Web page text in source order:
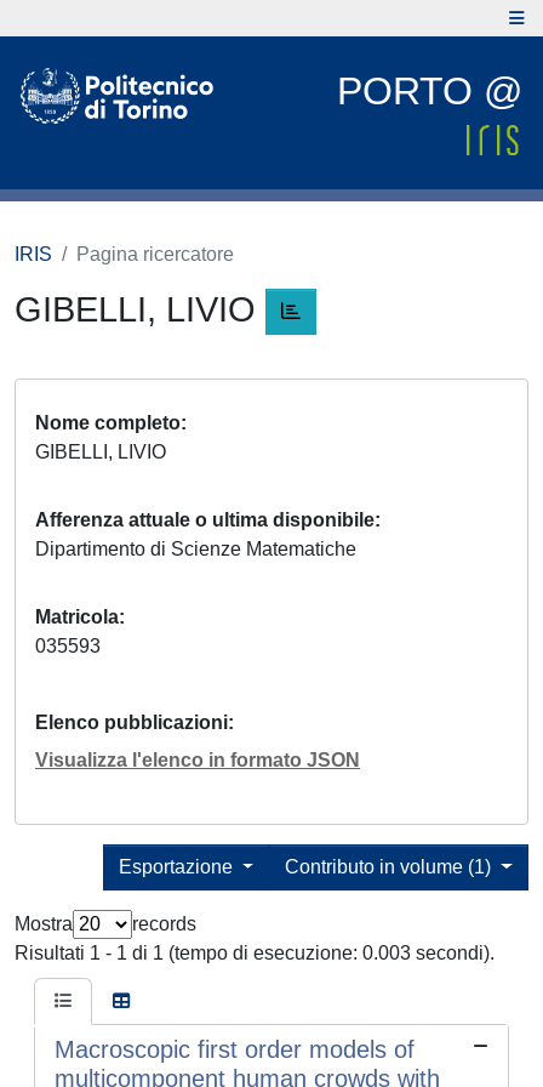
PORTO @
IRIS Pagina ricercatore
GIBELLI, LIVIO
Nome completo
GIBELLI, LIVIO
Afferenza attuale o ultima disponibile
Dipartimento di Scienze Matematiche
Matricola
035593
Elenco pubblicazioni
Visualizza l'elenco in formato JSON
Contributo in volume (1)
Esportazione
Mostra
records
Risultati 1 - 1 di 1 (tempo di esecuzione: 0.003 secondi).
Macroscopic first order models of
multicomponent human crowds with